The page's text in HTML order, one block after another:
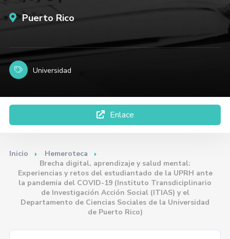
Puerto Rico
Universidad
Enlace
Inicio
Hemeroteca
Brecha digital, aprendizaje y salud mental:
Experiencias y retos del estudiantado de la UPRH ante
la pandemia del COVID-19 (Instituto Transdiciplinario
de Investigación Acción Social (ITIAS) y el
Departamento de Ciencias Sociales de la Universidad
de Puerto Rico)